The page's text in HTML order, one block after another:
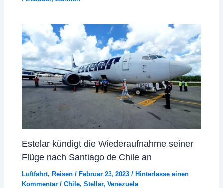
Estelar kündigt die Wiederaufnahme seiner
Flüge nach Santiago de Chile an
Luftfahrt, Reisen / Februar 23, 2023/ Hinterlasse einen
Kommentar /Chile,Stellar,Venezuela